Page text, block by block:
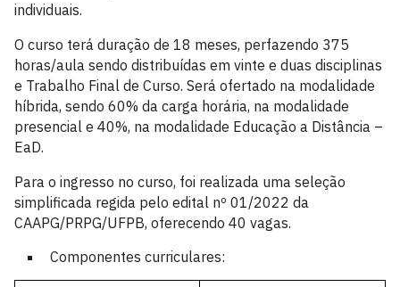
individuais.
O curso terá duração de 18 meses, perfazendo 375
horas/aula sendo distribuídas em vinte e duas disciplinas
e Trabalho Final de Curso. Será ofertado na modalidade
híbrida, sendo 60% da carga horária, na modalidade
presencial e 40%, na modalidade Educação a Distância –
EaD.
Para o ingresso no curso, foi realizada uma seleção
simplificada regida pelo edital nº 01/2022 da
CAAPG/PRPG/UFPB, oferecendo 40 vagas.
Componentes curriculares: